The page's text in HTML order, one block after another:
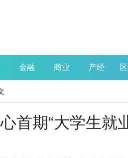
金融 商业 产经
首期“大学生就